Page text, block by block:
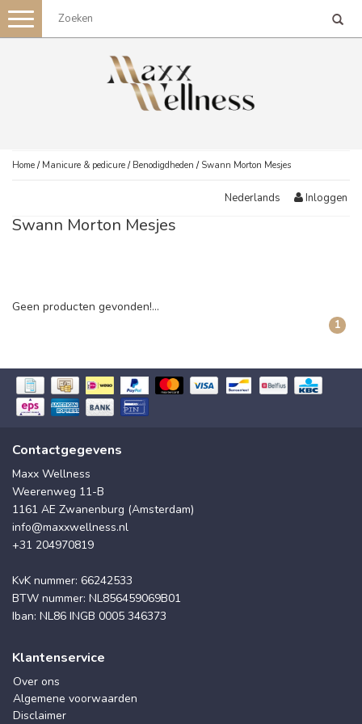
Toggle
navigation
Home / Manicure & pedicure / Benodigdheden / Swann Morton Mesjes
Nederlands Inloggen
Swann Morton Mesjes
Geen producten gevonden!...
1
Contactgegevens
Maxx Wellness
Weerenweg 11-B
1161 AE Zwanenburg (Amsterdam)
info@maxxwellness.nl
+31 204970819
KvK nummer: 66242533
BTW nummer: NL856459069B01
Iban: NL86 INGB 0005 346373
Klantenservice
Over ons
Algemene voorwaarden
Disclaimer